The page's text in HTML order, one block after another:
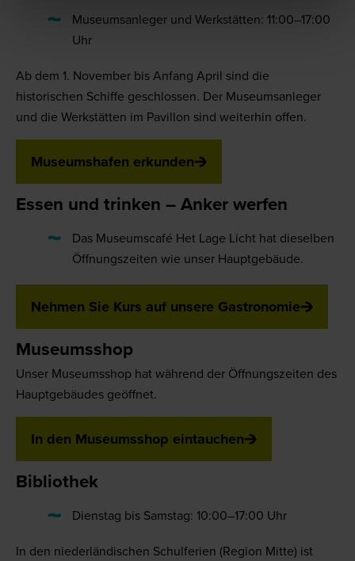
Museumsanleger und Werkstätten: 11:00–17:00
Uhr
Ab dem 1. November bis Anfang April sind die
historischen Schiffe geschlossen. Der Museumsanleger
und die Werkstätten im Pavillon sind weiterhin offen.
Museumshafen erkunden
Essen und trinken – Anker werfen
Das Museumscafé Het Lage Licht hat dieselben
Öffnungszeiten wie unser Hauptgebäude.
Nehmen Sie Kurs auf unsere Gastronomie
Museumsshop
Unser Museumsshop hat während der Öffnungszeiten des
Hauptgebäudes geöffnet.
In den Museumsshop eintauchen
Bibliothek
Dienstag bis Samstag: 10:00–17:00 Uhr
In den niederländischen Schulferien (Region Mitte) ist